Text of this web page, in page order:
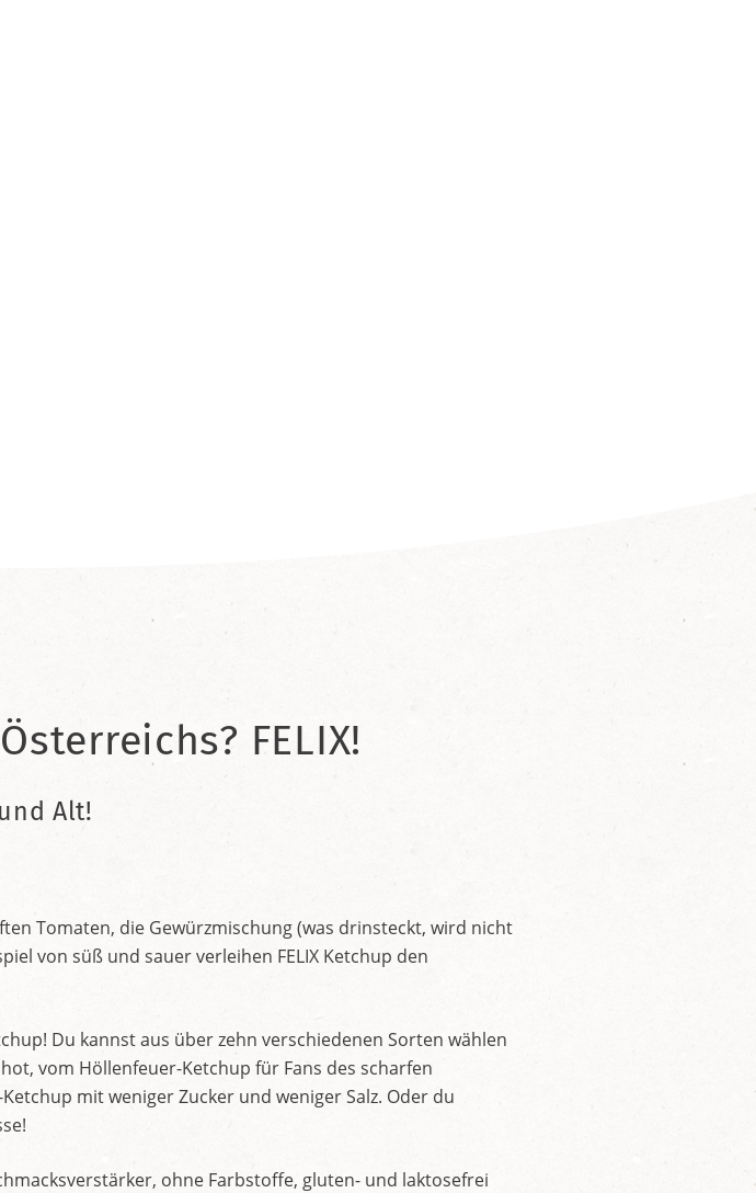
FELIX!
Alt!
Tomaten, die Gewürzmischung (was drinsteckt, wird nicht
von süß und sauer verleihen FELIX Ketchup den
Du kannst aus über zehn verschiedenen Sorten wählen
vom Höllenfeuer-Ketchup für Fans des scharfen
mit weniger Zucker und weniger Salz. Oder du
ohne Farbstoffe, gluten- und laktosefrei